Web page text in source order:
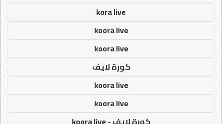
kora live
koora live
koora live
كورة لايف
koora live
koora live